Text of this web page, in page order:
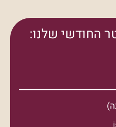
החודשי שלנו: